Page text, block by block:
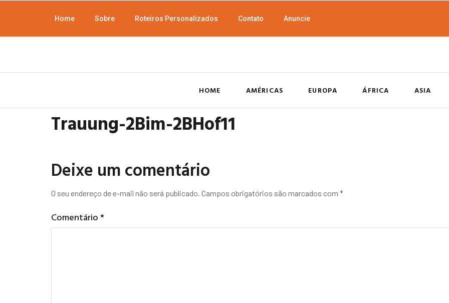
Home Sobre Roteiros Personalizados Contato Anuncie
HOME AMÉRICAS EUROPA ÁFRICA ASIA
Trauung-2Bim-2BHof11
Deixe um comentário
O seu endereço de e-mail não será publicado. Campos obrigatórios são marcados com *
Comentário*